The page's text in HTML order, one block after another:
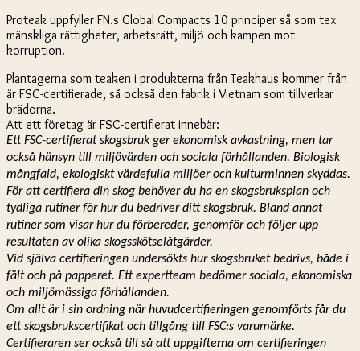
Proteak uppfyller FN.s Global Compacts 10 principer så som tex
mänskliga rättigheter, arbetsrätt, miljö och kampen mot
korruption.
Plantagerna som teaken i produkterna från Teakhaus kommer från
är FSC-certifierade, så också den fabrik i Vietnam som tillverkar
brädorna.
Att ett företag är FSC-certifierat innebär:
Ett FSC-certifierat skogsbruk ger ekonomisk avkastning, men tar
också hänsyn till miljövärden och sociala förhållanden. Biologisk
mångfald, ekologiskt värdefulla miljöer och kulturminnen skyddas.
För att certifiera din skog behöver du ha en skogsbruksplan och
tydliga rutiner för hur du bedriver ditt skogsbruk. Bland annat
rutiner som visar hur du förbereder, genomför och följer upp
resultaten av olika skogsskötselåtgärder.
Vid själva certifieringen undersökts hur skogsbruket bedrivs, både i
fält och på papperet. Ett expertteam bedömer sociala, ekonomiska
och miljömässiga förhållanden.
Om allt är i sin ordning när huvudcertifieringen genomförts får du
ett skogsbrukscertifikat och tillgång till FSC:s varumärke.
Certifieraren ser också till så att uppgifterna om certifieringen